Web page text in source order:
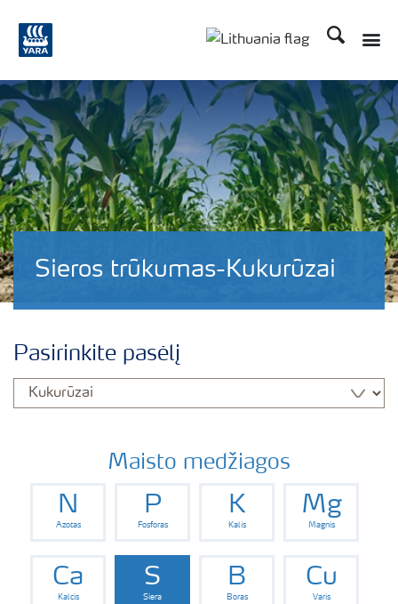
Ieškoti
Sieros trūkumas-Kukurūzai
Pasirinkite pasėlį
Maisto medžiagos
N
Azotas
P
Fosforas
K
Kalis
Mg
Magnis
Ca
Kalcis
S
Siera
B
Boras
Cu
Varis